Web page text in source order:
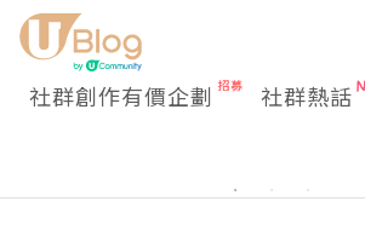
社群創作有價企劃 社群熱話